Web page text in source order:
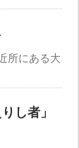
所にある大
し者」